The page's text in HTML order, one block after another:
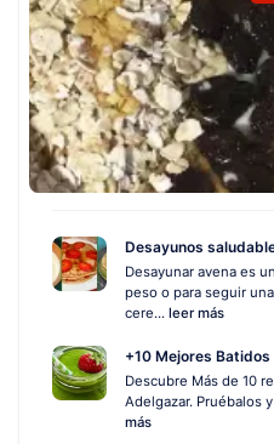
Desayunos
Desayunar avena es
peso o para seguir
cere... leer más
+10 Mejores
Descubre Más de 10
Adelgazar. Pruébalos
más